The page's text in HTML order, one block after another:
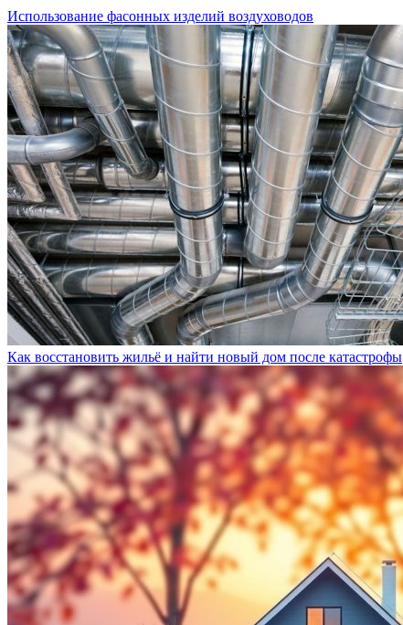
Использование фасонных изделий воздуховодов
Как восстановить жильё и найти новый дом после катастрофы